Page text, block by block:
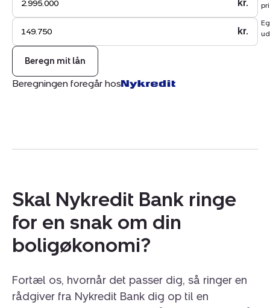
kr.
kr.
Beregn mit lån
Beregningen foregår hos
Skal Nykredit Bank ringe
for en snak om din
boligøkonomi?
Fortæl os, hvornår det passer dig, så ringer en
rådgiver fra Nykredit Bank dig op til en